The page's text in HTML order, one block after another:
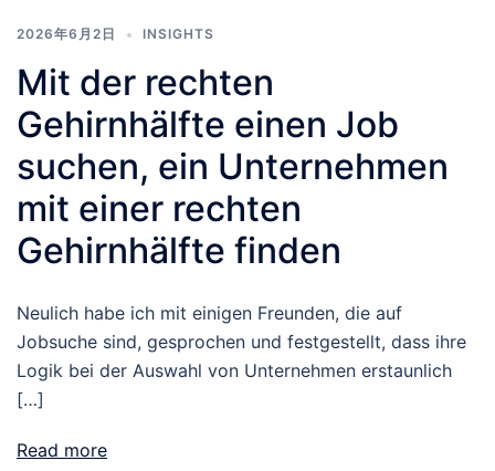
2026年6月2日 INSIGHTS
Mit der rechten
Gehirnhälfte einen Job
suchen, ein Unternehmen
mit einer rechten
Gehirnhälfte finden
Neulich habe ich mit einigen Freunden, die auf
Jobsuche sind, gesprochen und festgestellt, dass ihre
Logik bei der Auswahl von Unternehmen erstaunlich
[…]
Read more